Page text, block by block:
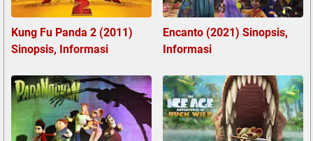
Kung Fu Panda 2 (2011)
Sinopsis, Informasi
Encanto (2021) Sinopsis,
Informasi